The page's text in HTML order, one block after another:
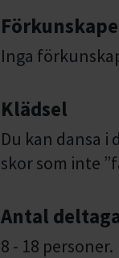
Inga
Klädsel
Du kan dansa
skor som inte
Antal
8 - 18 personer.